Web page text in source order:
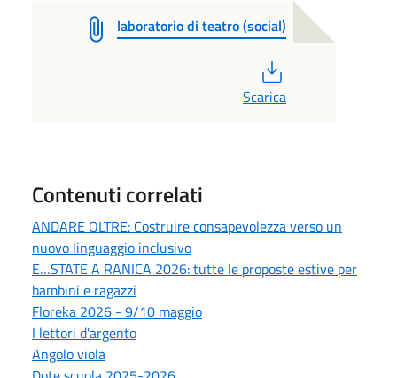
laboratorio di teatro (social)
Scarica
Contenuti correlati
ANDARE OLTRE: Costruire consapevolezza verso un
nuovo linguaggio inclusivo
E…STATE A RANICA 2026: tutte le proposte estive per
bambini e ragazzi
Floreka 2026 - 9/10 maggio
I lettori d'argento
Angolo viola